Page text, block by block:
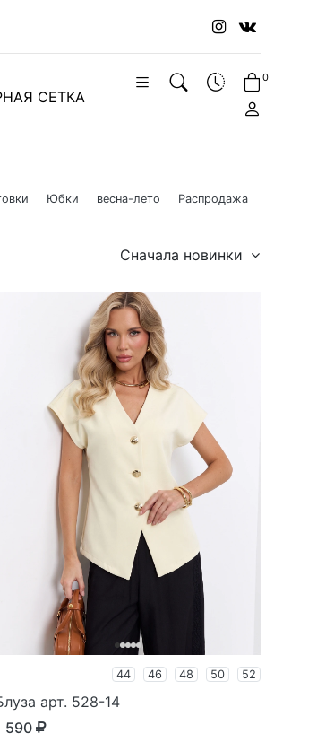
СЕТКА
0
Юбки весна-лето
Распродажа
Сначала новинки
44 46 48 50 52
арт. 528-14
590